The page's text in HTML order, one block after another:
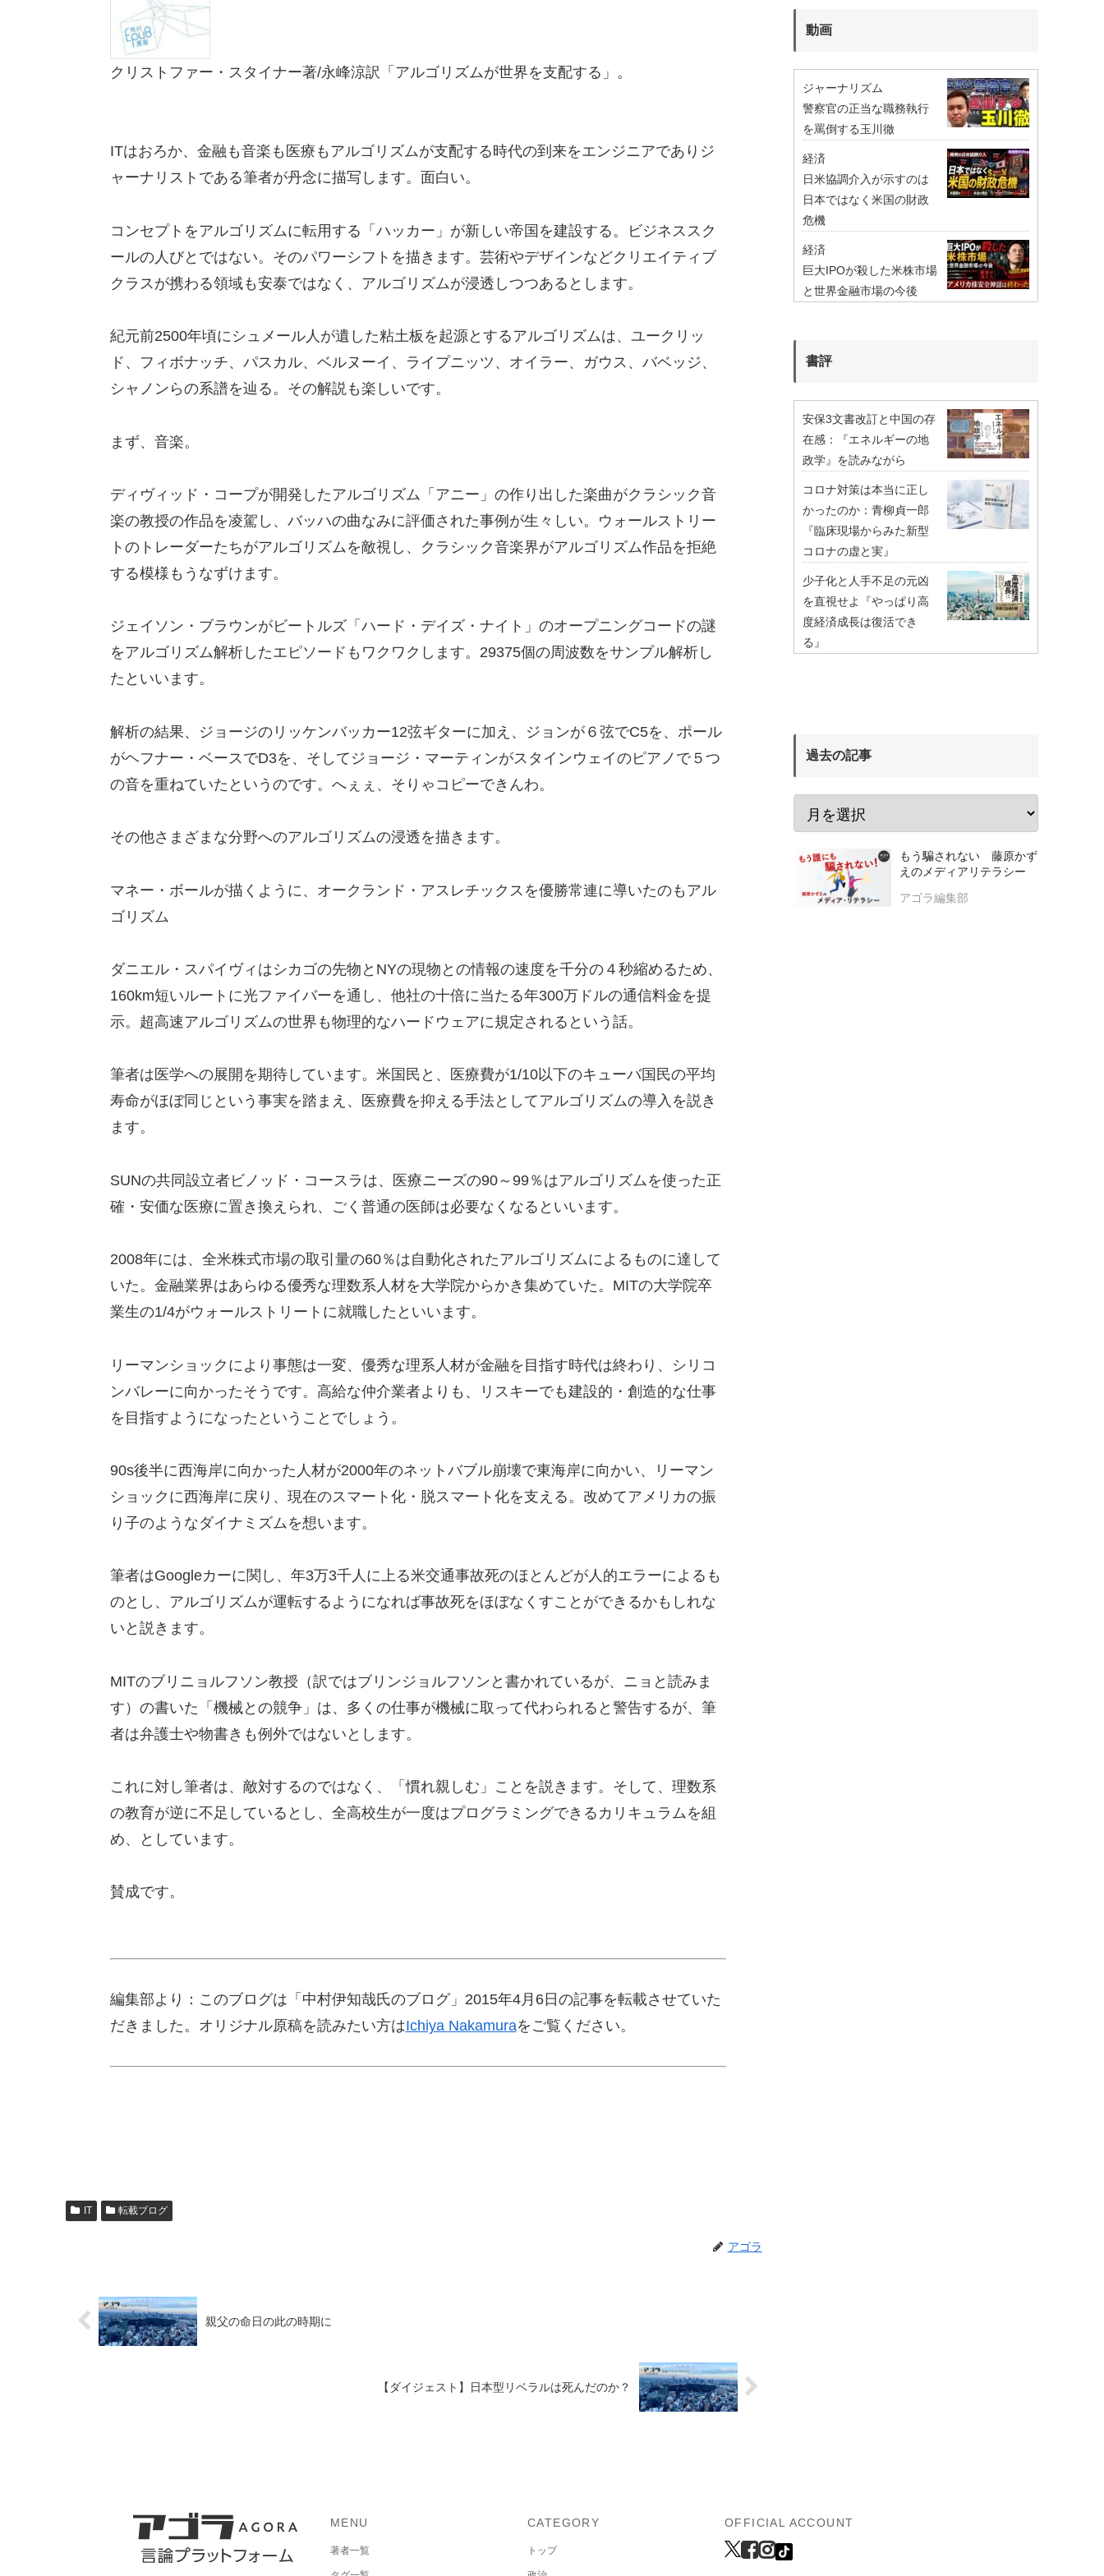
クリストファー・スタイナー著/永峰涼訳「アルゴリズムが世界を支配する」。
ITはおろか、金融も音楽も医療もアルゴリズムが支配する時代の到来をエンジニアでありジ
ャーナリストである筆者が丹念に描写します。面白い。
コンセプトをアルゴリズムに転用する「ハッカー」が新しい帝国を建設する。ビジネススク
ールの人びとではない。そのパワーシフトを描きます。芸術やデザインなどクリエイティブ
クラスが携わる領域も安泰ではなく、アルゴリズムが浸透しつつあるとします。
紀元前2500年頃にシュメール人が遺した粘土板を起源とするアルゴリズムは、ユークリッ
ド、フィボナッチ、パスカル、ベルヌーイ、ライプニッツ、オイラー、ガウス、バベッジ、
シャノンらの系譜を辿る。その解説も楽しいです。
まず、音楽。
ディヴィッド・コープが開発したアルゴリズム「アニー」の作り出した楽曲がクラシック音
楽の教授の作品を凌駕し、バッハの曲なみに評価された事例が生々しい。ウォールストリー
トのトレーダーたちがアルゴリズムを敵視し、クラシック音楽界がアルゴリズム作品を拒絶
する模様もうなずけます。
ジェイソン・ブラウンがビートルズ「ハード・デイズ・ナイト」のオープニングコードの謎
をアルゴリズム解析したエピソードもワクワクします。29375個の周波数をサンプル解析し
たといいます。
解析の結果、ジョージのリッケンバッカー12弦ギターに加え、ジョンが６弦でC5を、ポール
がヘフナー・ベースでD3を、そしてジョージ・マーティンがスタインウェイのピアノで５つ
の音を重ねていたというのです。へぇぇ、そりゃコピーできんわ。
その他さまざまな分野へのアルゴリズムの浸透を描きます。
マネー・ボールが描くように、オークランド・アスレチックスを優勝常連に導いたのもアル
ゴリズム
ダニエル・スパイヴィはシカゴの先物とNYの現物との情報の速度を千分の４秒縮めるため、
160km短いルートに光ファイバーを通し、他社の十倍に当たる年300万ドルの通信料金を提
示。超高速アルゴリズムの世界も物理的なハードウェアに規定されるという話。
筆者は医学への展開を期待しています。米国民と、医療費が1/10以下のキューバ国民の平均
寿命がほぼ同じという事実を踏まえ、医療費を抑える手法としてアルゴリズムの導入を説き
ます。
SUNの共同設立者ビノッド・コースラは、医療ニーズの90～99％はアルゴリズムを使った正
確・安価な医療に置き換えられ、ごく普通の医師は必要なくなるといいます。
2008年には、全米株式市場の取引量の60％は自動化されたアルゴリズムによるものに達して
いた。金融業界はあらゆる優秀な理数系人材を大学院からかき集めていた。MITの大学院卒
業生の1/4がウォールストリートに就職したといいます。
リーマンショックにより事態は一変、優秀な理系人材が金融を目指す時代は終わり、シリコ
ンバレーに向かったそうです。高給な仲介業者よりも、リスキーでも建設的・創造的な仕事
を目指すようになったということでしょう。
90s後半に西海岸に向かった人材が2000年のネットバブル崩壊で東海岸に向かい、リーマン
ショックに西海岸に戻り、現在のスマート化・脱スマート化を支える。改めてアメリカの振
り子のようなダイナミズムを想います。
筆者はGoogleカーに関し、年3万3千人に上る米交通事故死のほとんどが人的エラーによるも
のとし、アルゴリズムが運転するようになれば事故死をほぼなくすことができるかもしれな
いと説きます。
MITのブリニョルフソン教授（訳ではブリンジョルフソンと書かれているが、ニョと読みま
す）の書いた「機械との競争」は、多くの仕事が機械に取って代わられると警告するが、筆
者は弁護士や物書きも例外ではないとします。
これに対し筆者は、敵対するのではなく、「慣れ親しむ」ことを説きます。そして、理数系
の教育が逆に不足しているとし、全高校生が一度はプログラミングできるカリキュラムを組
め、としています。
賛成です。
編集部より：このブログは「中村伊知哉氏のブログ」2015年4月6日の記事を転載させていた
だきました。オリジナル原稿を読みたい方はIchiya Nakamuraをご覧ください。
IT 転載ブログ
アゴラ
親父の命日の此の時期に
【ダイジェスト】日本型リベラルは死んだのか？
動画
ジャーナリズム
警察官の正当な職務執行
を罵倒する玉川徹
経済
日米協調介入が示すのは
日本ではなく米国の財政
危機
経済
巨大IPOが殺した米株市場
と世界金融市場の今後
書評
安保3文書改訂と中国の存
在感：『エネルギーの地
政学』を読みながら
コロナ対策は本当に正し
かったのか：青柳貞一郎
『臨床現場からみた新型
コロナの虚と実』
少子化と人手不足の元凶
を直視せよ『やっぱり高
度経済成長は復活でき
る』
過去の記事
もう騙されない 藤原かず
えのメディアリテラシー
アゴラ編集部
MENU
著者一覧
CATEGORY
トップ
OFFICIAL ACCOUNT